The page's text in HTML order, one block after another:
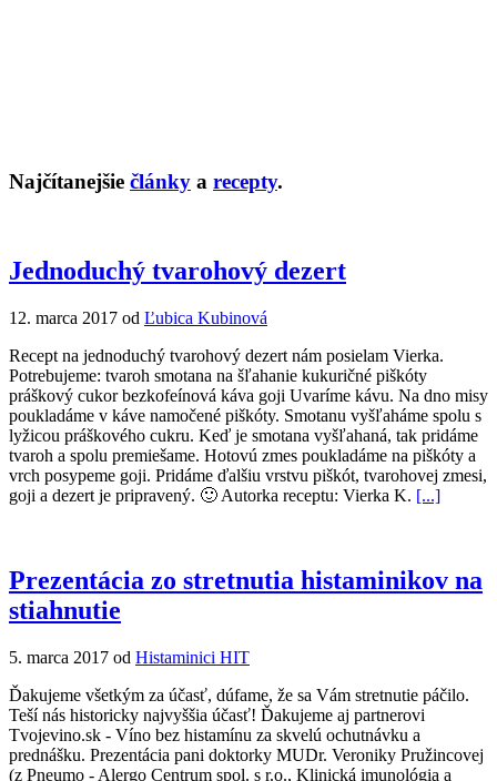
Najčítanejšie články a recepty.
Jednoduchý tvarohový dezert
12. marca 2017 od Ľubica Kubinová
Recept na jednoduchý tvarohový dezert nám posielam Vierka.
Potrebujeme: tvaroh smotana na šľahanie kukuričné piškóty
práškový cukor bezkofeínová káva goji Uvaríme kávu. Na dno misy
poukladáme v káve namočené piškóty. Smotanu vyšľaháme spolu s
lyžicou práškového cukru. Keď je smotana vyšľahaná, tak pridáme
tvaroh a spolu premiešame. Hotovú zmes poukladáme na piškóty a
vrch posypeme goji. Pridáme ďalšiu vrstvu piškót, tvarohovej zmesi,
goji a dezert je pripravený. 🙂 Autorka receptu: Vierka K. [...]
Prezentácia zo stretnutia histaminikov na
stiahnutie
5. marca 2017 od Histaminici HIT
Ďakujeme všetkým za účasť, dúfame, že sa Vám stretnutie páčilo.
Teší nás historicky najvyššia účasť! Ďakujeme aj partnerovi
Tvojevino.sk - Víno bez histamínu za skvelú ochutnávku a
prednášku. Prezentácia pani doktorky MUDr. Veroniky Pružincovej
(z Pneumo - Alergo Centrum spol. s r.o., Klinická imunológia a